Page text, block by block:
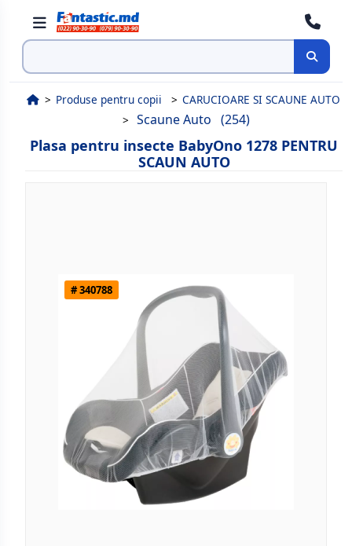
Cauta
Produse pentru copii CARUCIOARE SI SCAUNE AUTO
Scaune Auto (254)
Plasa pentru insecte BabyOno 1278 PENTRU
SCAUN AUTO
# 340788